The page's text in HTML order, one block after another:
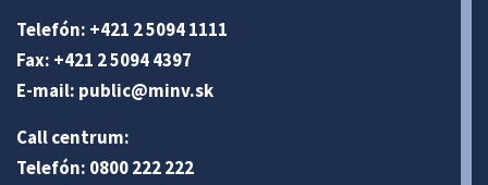
Telefón: +421 2 5094 1111
Fax: +421 2 5094 4397
E-mail: public@minv.sk
Call centrum:
Telefón: 0800 222 222